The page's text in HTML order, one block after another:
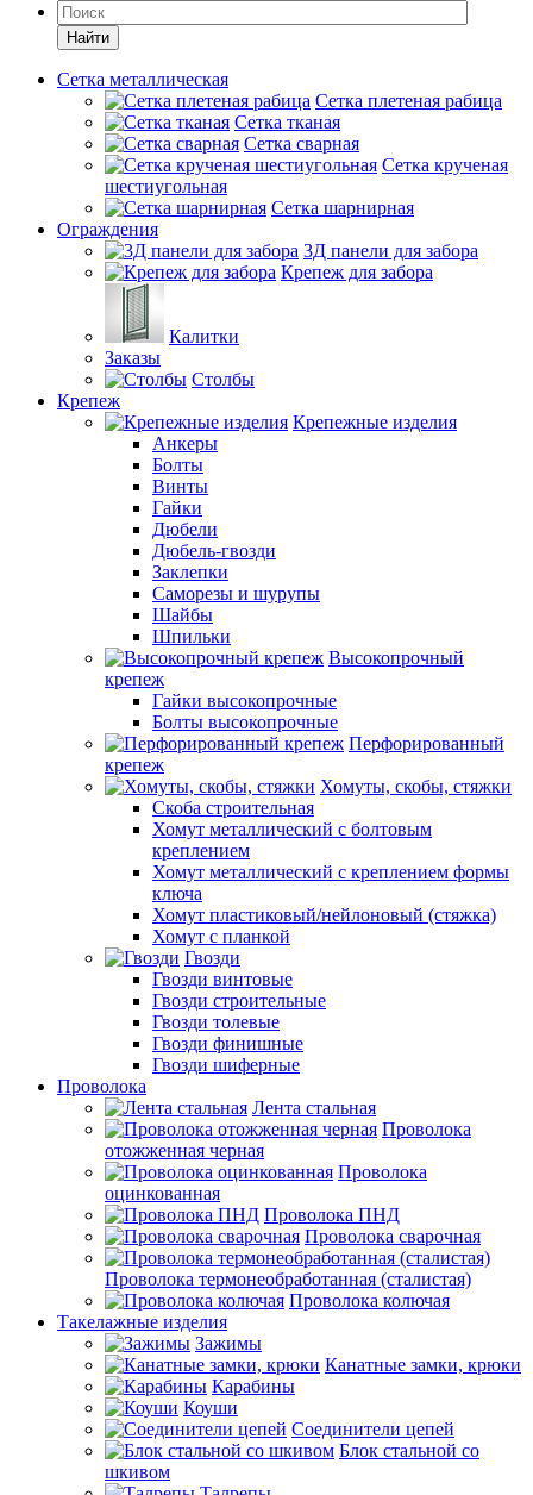
Найти
Сетка металлическая
Сетка плетеная рабица
Сетка тканая
Сетка сварная
Сетка крученая
шестиугольная
Сетка шарнирная
Ограждения
3Д панели для забора
Крепеж для забора
Калитки
Заказы
Столбы
Крепеж
Крепежные изделия
Анкеры
Болты
Винты
Гайки
Дюбели
Дюбель-гвозди
Заклепки
Саморезы и шурупы
Шайбы
Шпильки
Высокопрочный
крепеж
Гайки высокопрочные
Болты высокопрочные
Перфорированный
крепеж
Хомуты, скобы, стяжки
Скоба строительная
Хомут металлический с болтовым
креплением
Хомут металлический с креплением формы
ключа
Хомут пластиковый/нейлоновый (стяжка)
Хомут с планкой
Гвозди
Гвозди винтовые
Гвозди строительные
Гвозди толевые
Гвозди финишные
Гвозди шиферные
Проволока
Лента стальная
Проволока
отожженная черная
Проволока
оцинкованная
Проволока ПНД
Проволока сварочная
Проволока термонеобработанная (сталистая)
Проволока колючая
Такелажные изделия
Зажимы
Канатные замки, крюки
Карабины
Коуши
Соединители цепей
Блок стальной со
шкивом